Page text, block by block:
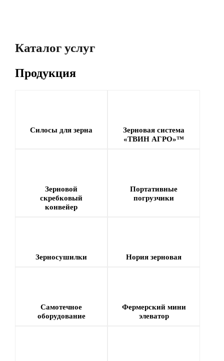
30 000 тонн
Каталог услуг
Продукция
Силосы для зерна
Зерновая система
«ТВИН АГРО»™
Зерновой
скребковый
конвейер
Портативные
погрузчики
Зерносушилки Нория зерновая
Самотечное
оборудование
Фермерский мини
элеватор